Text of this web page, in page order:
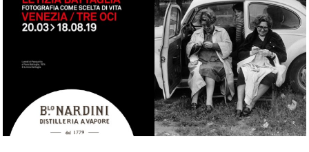
Service
le
comparto
Horeca.